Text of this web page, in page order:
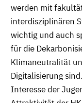
werden mit
interdisziplinären
wichtig und auch
für die
Klimaneutralität
Digitalisierung
Interesse der